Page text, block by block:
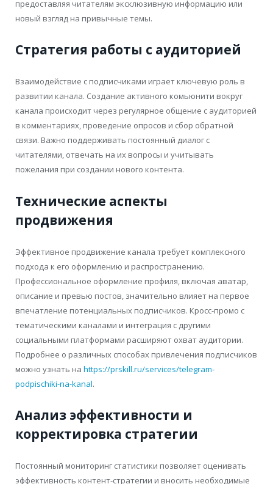
предоставляя читателям эксклюзивную информацию или
новый взгляд на привычные темы.
Стратегия работы с аудиторией
Взаимодействие с подписчиками играет ключевую роль в
развитии канала. Создание активного комьюнити вокруг
канала происходит через регулярное общение с аудиторией
в комментариях, проведение опросов и сбор обратной
связи. Важно поддерживать постоянный диалог с
читателями, отвечать на их вопросы и учитывать
пожелания при создании нового контента.
Технические аспекты
продвижения
Эффективное продвижение канала требует комплексного
подхода к его оформлению и распространению.
Профессиональное оформление профиля, включая аватар,
описание и превью постов, значительно влияет на первое
впечатление потенциальных подписчиков. Кросс-промо с
тематическими каналами и интеграция с другими
социальными платформами расширяют охват аудитории.
Подробнее о различных способах привлечения подписчиков
можно узнать на https://prskill.ru/services/telegram-
podpischiki-na-kanal.
Анализ эффективности и
корректировка стратегии
Постоянный мониторинг статистики позволяет оценивать
эффективность контент-стратегии и вносить необходимые